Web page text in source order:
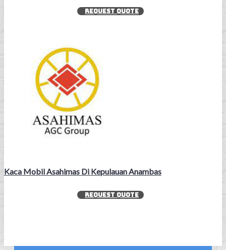
REQUEST QUOTE
Kaca Mobil Asahimas Di Kepulauan Anambas
REQUEST QUOTE